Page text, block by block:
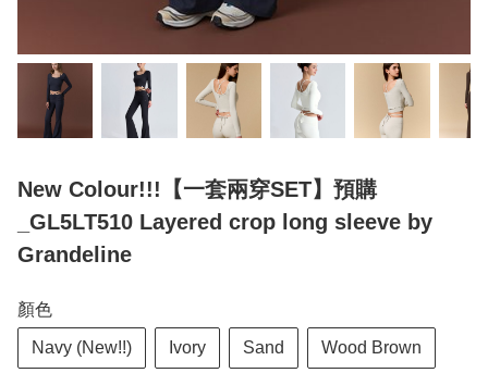
New Colour!!!【一套兩穿SET】預購
_GL5LT510 Layered crop long sleeve by
Grandeline
顏色
Navy (New!!) Ivory Sand Wood Brown